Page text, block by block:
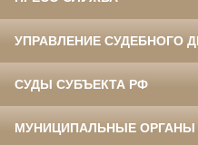
УПРАВЛЕНИЕ СУДЕБНОГО
СУДЫ СУБЪЕКТА РФ
МУНИЦИПАЛЬНЫЕ ОРГАНЫ